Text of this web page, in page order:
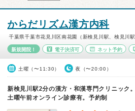
からだリズム漢方内科
千葉県千葉市花見川区南花園（新検見川駅、検見川駅
新規開院！ 電子決済可 ネット予約
土曜（〜11:30） 夜（〜20:00）
新検見川駅2分の漢方・和漢専門クリニック
土曜午前オンライン診療有。予約制